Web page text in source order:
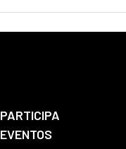
PARTICIPA
EVENTOS